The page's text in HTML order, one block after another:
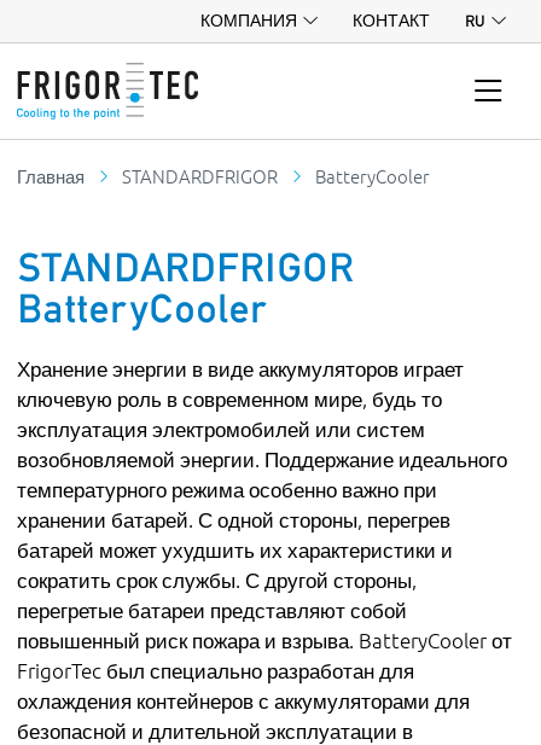
КОМПАНИЯ КОНТАКТ RU
Главная STANDARDFRIGOR BatteryCooler
STANDARDFRIGOR
BatteryCooler
Хранение энергии в виде аккумуляторов играет
ключевую роль в современном мире, будь то
эксплуатация электромобилей или систем
возобновляемой энергии. Поддержание идеального
температурного режима особенно важно при
хранении батарей. С одной стороны, перегрев
батарей может ухудшить их характеристики и
сократить срок службы. С другой стороны,
перегретые батареи представляют собой
повышенный риск пожара и взрыва. BatteryCooler от
FrigorTec был специально разработан для
охлаждения контейнеров с аккумуляторами для
безопасной и длительной эксплуатации в